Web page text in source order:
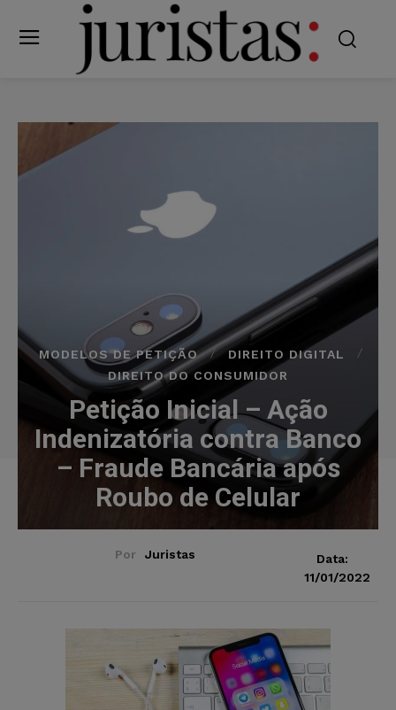
MODELOS DE PETIÇÃO
DIREITO DIGITAL
DIREITO DO CONSUMIDOR
Petição Inicial – Ação
Indenizatória contra Banco
– Fraude Bancária após
Roubo de Celular
Por Juristas
Data:
11/01/2022